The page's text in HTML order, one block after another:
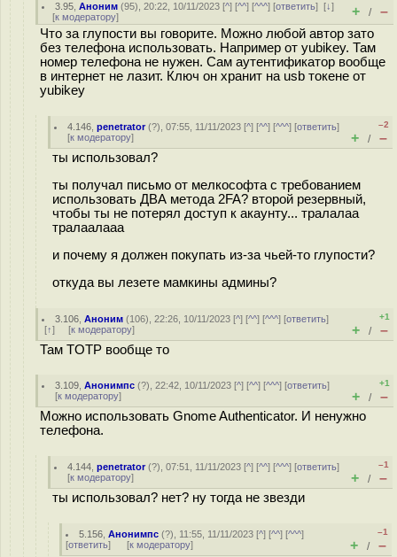
3.95 ,Аноним (95), 20:22, 10/11/2023 [^] [^^] [^^^] [ответить][↓]
[к модератору] + / –
Что за глупости вы говорите. Можно любой автор зато
без телефона использовать. Например от yubikey. Там
номер телефона не нужен. Сам аутентификатор вообще
в интернет не лазит. Ключ он хранит на usb токене от
yubikey
4.146 ,penetrator(?), 07:55, 11/11/2023 [^] [^^] [^^^] [ответить]
[к модератору]
–2
+ / –
ты использовал?
ты получал письмо от мелкософта с требованием
использовать ДВА метода 2FA? второй резервный,
чтобы ты не потерял доступ к акаунту... тралалаа
тралаалааа
и почему я должен покупать из-за чьей-то глупости?
откуда вы лезете мамкины админы?
3.106 ,Аноним (106), 22:26, 10/11/2023 [^] [^^] [^^^] [ответить]
[↑] [к модератору]
+1
+ / –
Там TOTP вообще то
3.109 ,Анонимпс (?), 22:42, 10/11/2023 [^] [^^] [^^^] [ответить]
[к модератору]
+1
+ / –
Можно использовать Gnome Authenticator. И ненужно
телефона.
4.144 ,penetrator(?), 07:51, 11/11/2023 [^] [^^] [^^^] [ответить]
[к модератору]
–1
+ / –
ты использовал? нет? ну тогда не звезди
5.156 ,Анонимпс (?), 11:55, 11/11/2023 [^] [^^] [^^^]
[ответить] [к модератору]
–1
+ / –